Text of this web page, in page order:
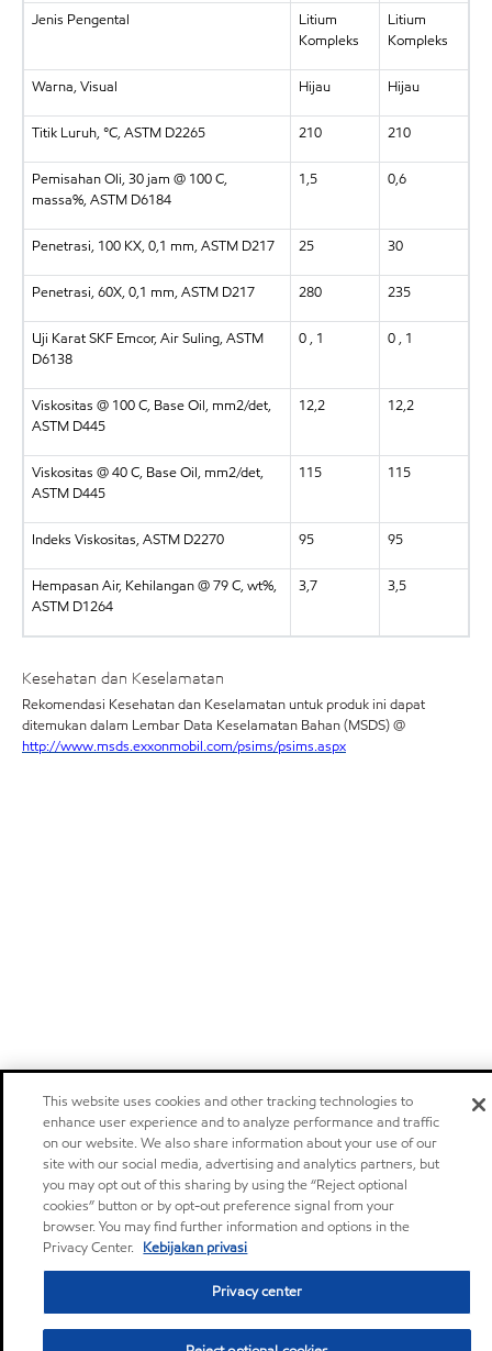
Jenis Pengental
Litium
Kompleks
Litium
Kompleks
Warna, Visual Hijau Hijau
Titik Luruh, °C, ASTM D2265 210 210
Pemisahan Oli, 30 jam @ 100 C,
massa%, ASTM D6184
1,5 0,6
Penetrasi, 100 KX, 0,1 mm, ASTM D217 25 30
Penetrasi, 60X, 0,1 mm, ASTM D217 280 235
Uji Karat SKF Emcor, Air Suling, ASTM
D6138
0 , 1 0 , 1
Viskositas @ 100 C, Base Oil, mm2/det,
ASTM D445
12,2 12,2
Viskositas @ 40 C, Base Oil, mm2/det,
ASTM D445
115 115
Indeks Viskositas, ASTM D2270 95 95
Hempasan Air, Kehilangan @ 79 C, wt%,
ASTM D1264
3,7 3,5
Kesehatan dan Keselamatan
Rekomendasi Kesehatan dan Keselamatan untuk produk ini dapat
ditemukan dalam Lembar Data Keselamatan Bahan (MSDS) @
http://www.msds.exxonmobil.com/psims/psims.aspx
This website uses cookies and other tracking technologies to
enhance user experience and to analyze performance and traffic
on our website. We also share information about your use of our
site with our social media, advertising and analytics partners, but
you may opt out of this sharing by using the “Reject optional
cookies” button or by opt-out preference signal from your
browser. You may find further information and options in the
Privacy Center. Kebijakan privasi
Privacy center